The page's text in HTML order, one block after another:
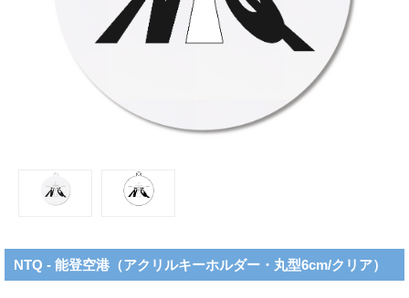
NTQ - 能登空港（アクリルキーホルダー・丸型6cm/クリア）